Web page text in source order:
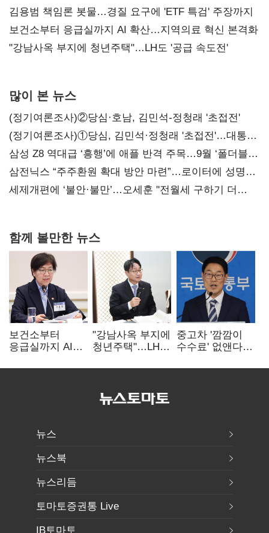
김용범 책임론 봇물…경질 요구에 'ETF 특검' 주장까지
보건소부터 응급실까지 AI 확산…지역의료 혁신 본격화
"강남사옥 부지에 청년주택"…LH도 '공급 속도전'
많이 본 뉴스
(정기여론조사)②당심·호남, 김민석-정청래 '초접전'
(정기여론조사)①당심, 김민석·정청래 '초접전'…대통령
지지도 '50% 아래로'(종합)
삼성 Z8 역대급 ‘흥행’에 애플 반격 주목…9월 ‘폴더블
대전’
삼전닉스 “주주환원 확대 방안 마련”…로이터에 성명
보내
세제개편에 ‘불안·불만’…오세훈 "전월세 구하기 더
함께 볼만한 뉴스
보건소부터
응급실까지 AI
혁신 본격화
"강남사옥 부지에
청년주택"…LH도
중고차 '깜깜이
수수료' 없앤다…
생기면 환불
뉴스
뉴스북
뉴스리듬
토마토증권통 Live
IB토마토